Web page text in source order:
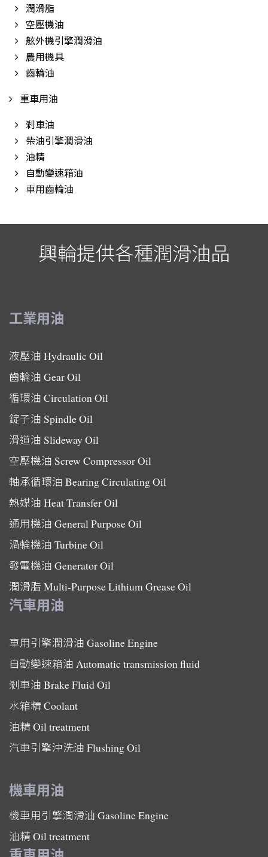
潤滑脂
空壓機油
舷外機引擎潤滑油
農用機具
齒輪油
重車用油
剎車油
柴油引擎潤滑油
油精
自動變速箱油
車用齒輪油
興輪提供各種潤滑油品
工業用油
液壓油 Hydraulic Oil
齒輪油 Gear Oil
循環油 Circulation Oil
錠子油 Spindle Oil
滑道油 Slideway Oil
空壓機油 Screw Compressor Oil
軸承循環油 Bearing Circulating Oil
熱媒油 Heat Transfer Oil
通用機油 General Purpose Oil
渦輪機油 Turbine Oil
發電機油 Generator Oil
潤滑脂 Multi-Purpose Lithium Grease Oil
汽車用油
車用引擎潤滑油 Gasoline Engine
自動變速箱油 Automatic transmission fluid
剎車油 Brake Fluid Oil
水箱精Coolant
油精Oil treatment
汽車引擎沖洗油 Flushing Oil
機車用油
機車用引擎潤滑油 Gasoline Engine
油精Oil treatment